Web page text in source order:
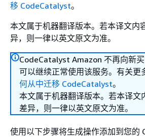
移 CodeCatalyst。
本文属于机器翻译版本。若本译文内
异，则一律以英文原文为准。
CodeCatalyst Amazon 不再向新
可以继续正常使用该服务。有关更
何从中迁移 CodeCatalyst。
本文属于机器翻译版本。若本译文
差异，则一律以英文原文为准。
使用以下步骤将生成操作添加到您的